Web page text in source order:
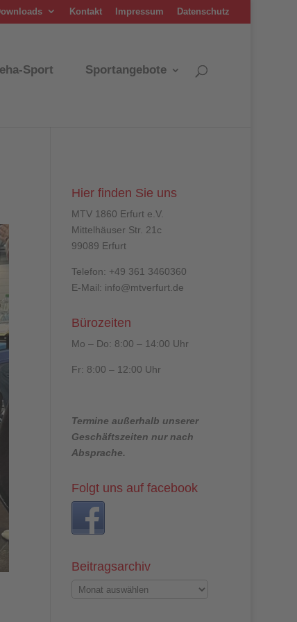
Kontakt Impressum Datenschutz
Sport Sportangebote
Hier finden Sie uns
MTV 1860 Erfurt e.V.
Mittelhäuser Str. 21c
99089 Erfurt
Telefon: +49 361 3460360
E-Mail: info@mtverfurt.de
Bürozeiten
Mo – Do: 8:00 – 14:00 Uhr
Fr: 8:00 – 12:00 Uhr
Termine außerhalb unserer
Geschäftszeiten nur nach
Absprache.
Folgt uns auf facebook
Beitragsarchiv